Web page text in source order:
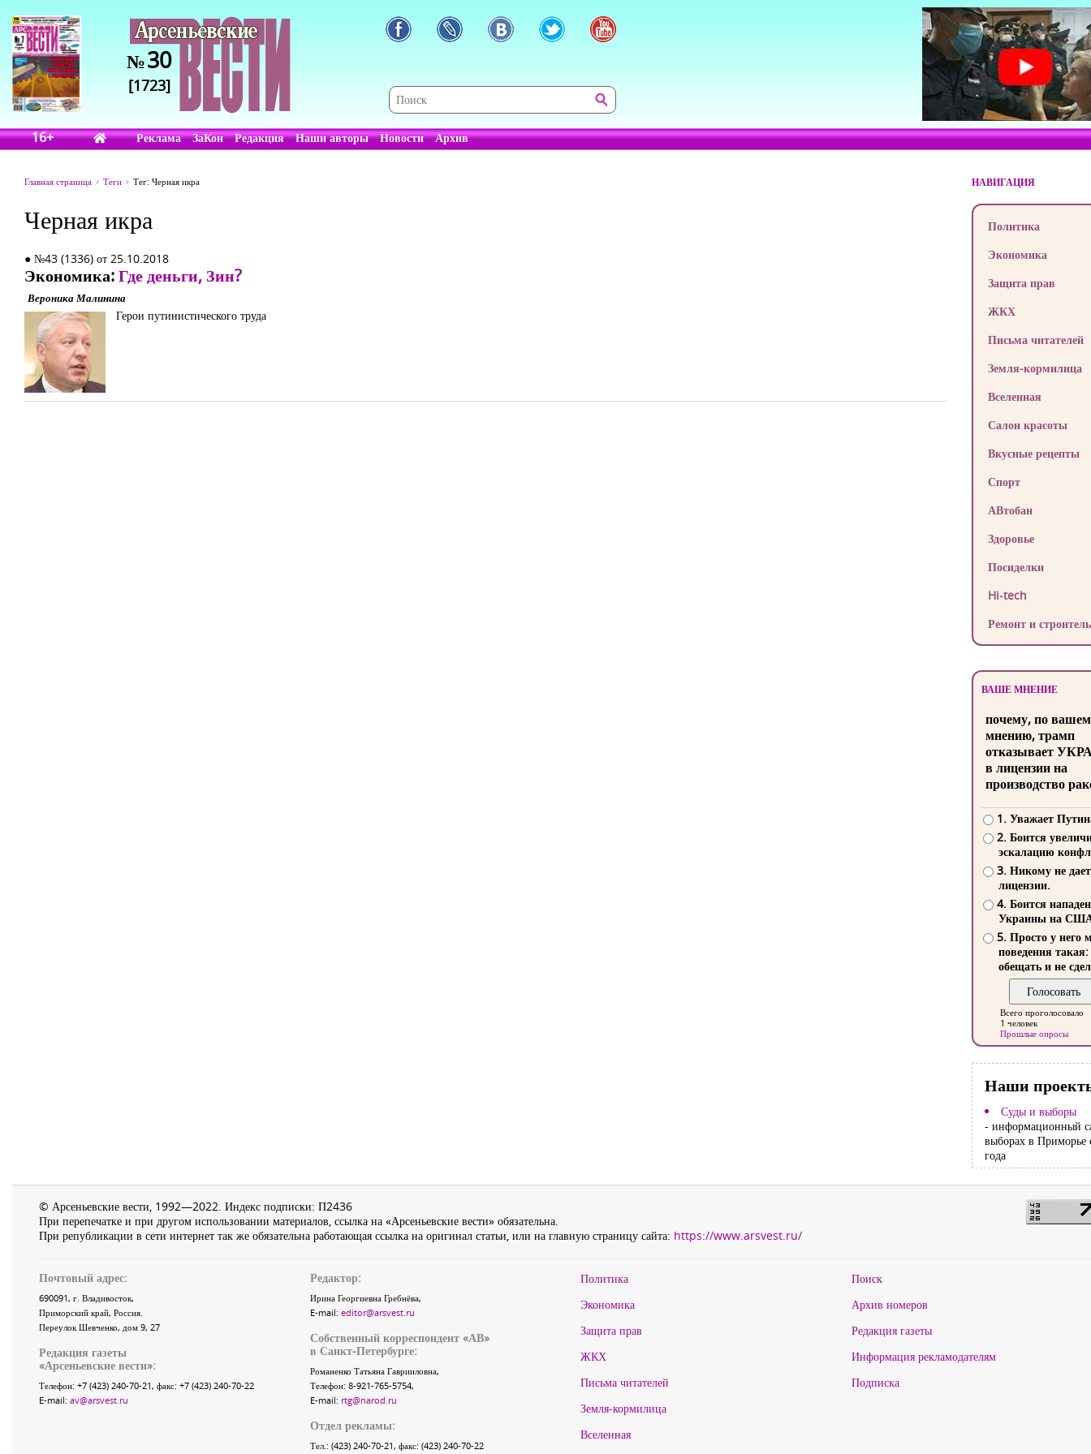
№30
[1723]
16+ Реклама ЗаКон Редакция Наши авторы Новости Архив
Главная страница Теги Тег: Черная икра
Черная икра
● №43 (1336) от 25.10.2018
Экономика:Где деньги, Зин?
Вероника Малинина
Герои путинистического труда
НАВИГАЦИЯ
Политика
Экономика
Защита прав
ЖКХ
Письма читателей
Земля-кормилица
Вселенная
Салон красоты
Вкусные рецепты
Спорт
АВтобан
Здоровье
Посиделки
Hi-tech
Ремонт и
ВАШЕ МНЕНИЕ
почему, по
мнению, трамп
отказывает
в лицензии на
производство
1. Уважает
2. Боится
эскалацию
3. Никому не
лицензии.
4. Боится
Украины на
5. Просто у него
поведения такая:
обещать и не
Всего проголосовало
1 человек
Прошлые опросы
Наши
Суды и выборы
- информационный
выборах в Приморье
года
© Арсеньевские вести, 1992—2022. Индекс подписки: П2436
При перепечатке и при другом использовании материалов, ссылка на «Арсеньевские вести» обязательна.
При републикации в сети интернет так же обязательна работающая ссылка на оригинал статьи, или на главную страницу сайта: https://www.arsvest.ru/
Почтовый адрес:
690091, г. Владивосток,
Приморский край, Россия.
Переулок Шевченко, дом 9, 27
Редакция газеты
«Арсеньевские вести»:
Телефон: +7 (423) 240-70-21, факс: +7 (423) 240-70-22
E-mail: av@arsvest.ru
Редактор:
Ирина Георгиевна Гребнёва,
E-mail: editor@arsvest.ru
Собственный корреспондент «АВ»
в Санкт-Петербурге:
Романенко Татьяна Гаврииловна,
Телефон: 8-921-765-5754,
E-mail: rtg@narod.ru
Отдел рекламы:
Тел.: (423) 240-70-21, факс: (423) 240-70-22
Политика
Экономика
Защита прав
ЖКХ
Письма читателей
Земля-кормилица
Вселенная
Поиск
Архив номеров
Редакция газеты
Информация рекламодателям
Подписка